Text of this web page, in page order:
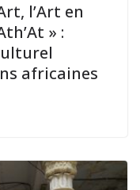
l’Art en
» :
africaines